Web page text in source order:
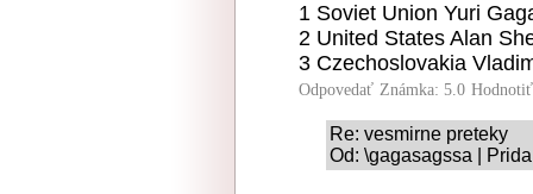
1 Soviet Union Yuri
2 United States Alan
3 Czechoslovakia
Odpovedať Známka: 5.0
Re: vesmirne preteky
Od: \gagasagssa |